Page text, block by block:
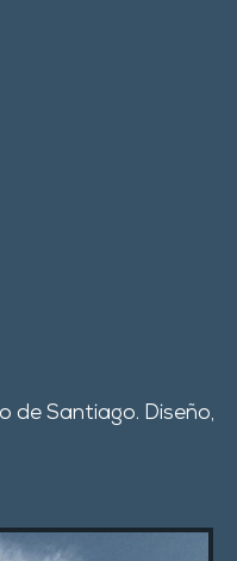
de Santiago. Diseño,